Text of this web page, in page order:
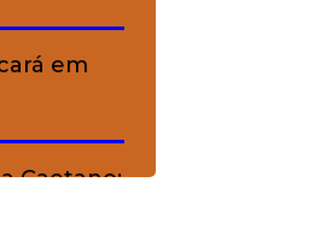
em
Caetano: